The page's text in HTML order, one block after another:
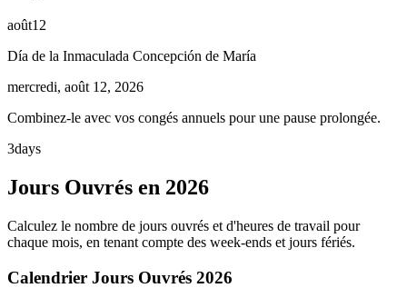
août12
Día de la Inmaculada Concepción de María
mercredi, août 12, 2026
Combinez-le avec vos congés annuels pour une pause prolongée.
3days
Jours Ouvrés en 2026
Calculez le nombre de jours ouvrés et d'heures de travail pour
chaque mois, en tenant compte des week-ends et jours fériés.
Calendrier Jours Ouvrés 2026